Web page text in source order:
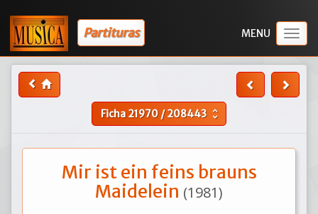
Partituras
Ficha21970 /208443 unfold_more
Mir ist ein feins brauns
Maidelein (1981)